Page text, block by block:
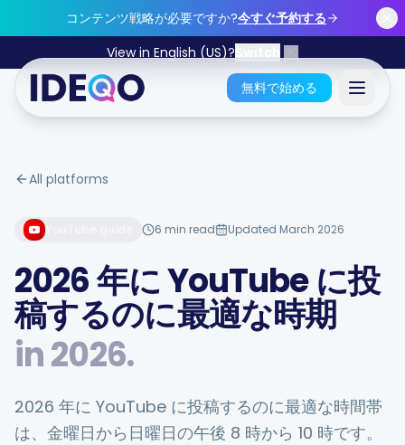
Skip to main content
コンテンツ戦略が必要ですか?今すぐ予約する
View in English (US)?
無料で始める
特長
無料ツール
All platforms
6 min read Updated March 2026
2026 年に YouTube に投
稿するのに最適な時期
in2026.
2026 年に YouTube に投稿するのに最適な時間帯
は、金曜日から日曜日の午後 8 時から 10 時です。